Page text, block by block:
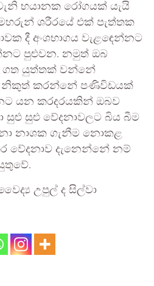
භයානක රෝගයක් යැයි
ශරීරයේ එක් පැත්තක
දී අංශභාගය වැළඳෙන්නට
පුළුවන. නමුත් ඔබ
ගත යුත්තක් වන්නේ
නිකුත් කරන්නේ පණිවිඩයක්
යන කරදරයකින් ඔබව
සුළු සුළු වේදනාවලට බිය බීම
නාශක ගැනීම නොකළ
වේදනාව දැනෙන්නේ නම්
උපුල් ද සිල්වා